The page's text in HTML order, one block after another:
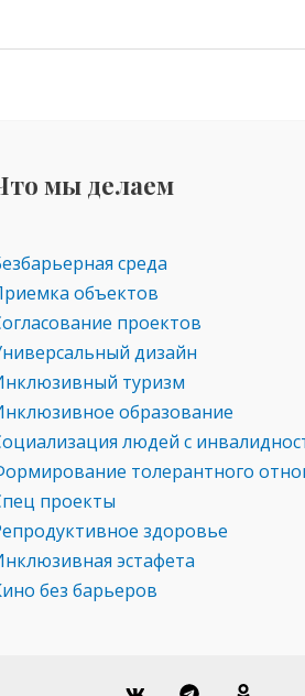
мы делаем
среда
объектов
проектов
дизайн
туризм
образование
людей с
толерантного
проекты
здоровье
эстафета
без барьеров